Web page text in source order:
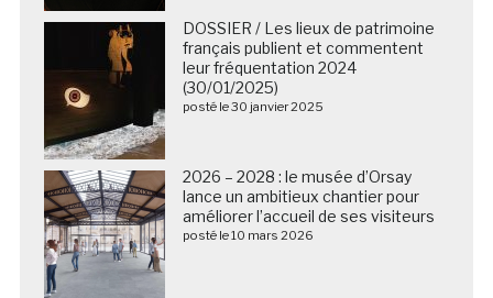
DOSSIER / Les lieux de patrimoine
français publient et commentent
leur fréquentation 2024
(30/01/2025)
posté le 30 janvier 2025
2026 – 2028 : le musée d’Orsay
lance un ambitieux chantier pour
améliorer l’accueil de ses visiteurs
posté le 10 mars 2026